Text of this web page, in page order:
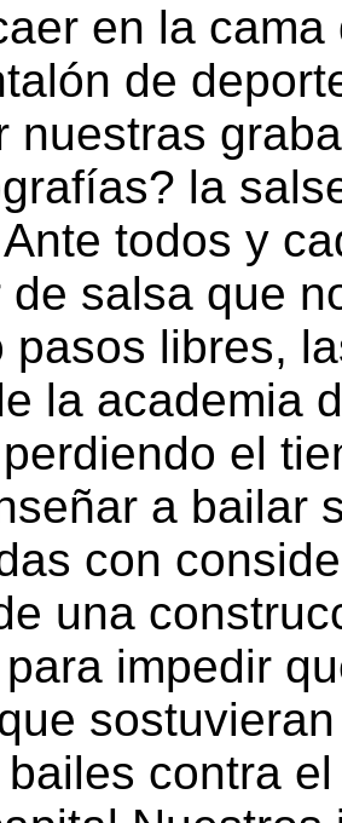
en la
de
nuestras
la
todos y
de salsa que
pasos libres,
la academia
el
a bailar
con
una
impedir
contra